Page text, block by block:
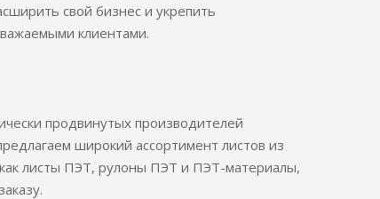
свой бизнес и укрепить
клиентами.
продвинутых производителей
широкий ассортимент листов из
листы ПЭТ, рулоны ПЭТ и ПЭТ-материалы,